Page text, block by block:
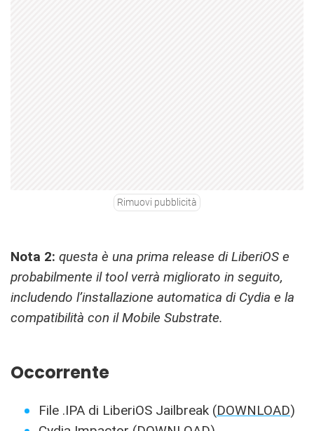
Rimuovi pubblicità
Nota 2: questa è una prima release di LiberiOS e
probabilmente il tool verrà migliorato in seguito,
includendo l’installazione automatica di Cydia e la
compatibilità con il Mobile Substrate.
Occorrente
File .IPA di LiberiOS Jailbreak (DOWNLOAD)